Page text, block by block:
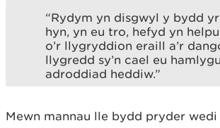
“Rydym yn disgwyl y bydd
hyn, yn eu tro, hefyd yn
o’r llygryddion eraill a’r
llygredd sy’n cael eu
adroddiad heddiw.”
Mewn mannau lle bydd pryder